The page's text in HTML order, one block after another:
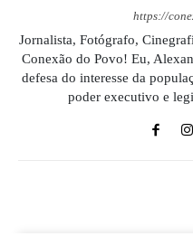
https://
Jornalista, Fotógrafo,
Conexão do Povo! Eu,
defesa do interesse da
poder executivo e